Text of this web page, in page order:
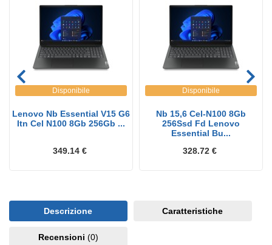
Disponibile
Lenovo Nb Essential V15 G6
Itn Cel N100 8Gb 256Gb ...
349.14 €
Disponibile
Nb 15,6 Cel-N100 8Gb
256Ssd Fd Lenovo
Essential Bu...
328.72 €
Descrizione Caratteristiche
Recensioni (0)